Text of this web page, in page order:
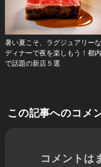
暑い夏こそ、ラグジュアリーな
ディナーで夜を楽しもう！都内
で話題の新店５選
この記事へのコメ
コメントは